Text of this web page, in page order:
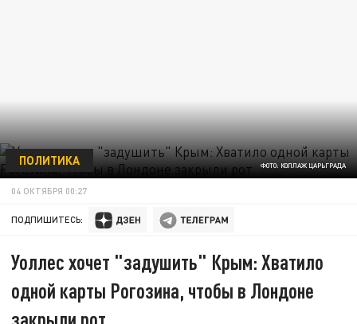
ФОТО: КОЛЛАЖ ЦАРЬГРАДА
ПОЛИТИКА
04 ОКТЯБРЯ 00:27
ПОДПИШИТЕСЬ:
Уоллес хочет "задушить" Крым: Хватило
одной карты Рогозина, чтобы в Лондоне
закрыли рот